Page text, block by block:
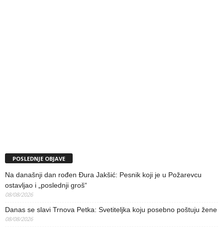
POSLEDNJE OBJAVE
Na današnji dan rođen Đura Jakšić: Pesnik koji je u Požarevcu
ostavljao i „poslednji groš“
08/08/2026
Danas se slavi Trnova Petka: Svetiteljka koju posebno poštuju žene
08/08/2026